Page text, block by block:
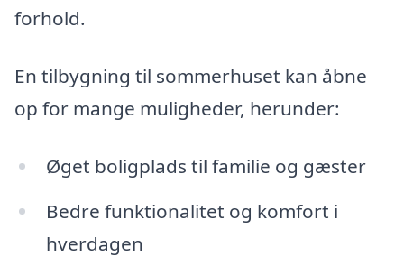
forhold.
En tilbygning til sommerhuset kan åbne
op for mange muligheder, herunder:
Øget boligplads til familie og gæster
Bedre funktionalitet og komfort i
hverdagen